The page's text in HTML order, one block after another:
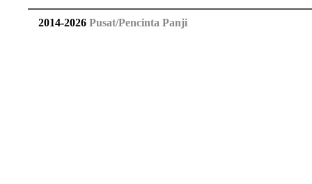
2014-2026 Pusat/Pencinta Panji